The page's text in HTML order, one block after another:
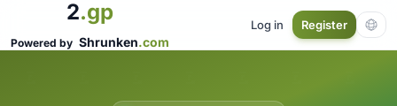
2.gp
Powered by Shrunken.com
Log in Register